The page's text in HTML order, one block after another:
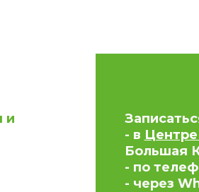
и
- в
Большая
- по
- через